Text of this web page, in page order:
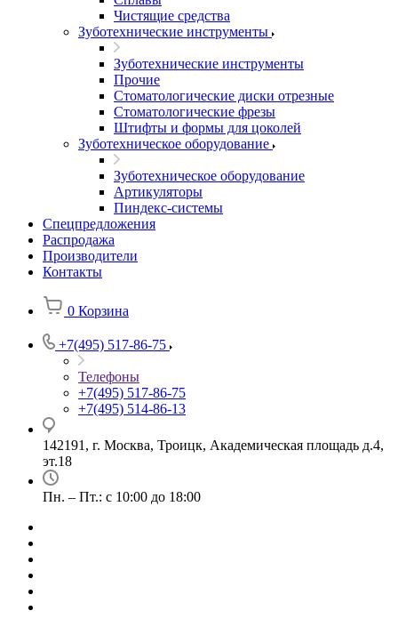
Чистящие средства
Зуботехнические инструменты
Зуботехнические инструменты
Прочие
Стоматологические диски отрезные
Стоматологические фрезы
Штифты и формы для цоколей
Зуботехническое оборудование
Зуботехническое оборудование
Артикуляторы
Пиндекс-системы
Спецпредложения
Распродажа
Производители
Контакты
0 Корзина
+7(495) 517-86-75
Телефоны
+7(495) 517-86-75
+7(495) 514-86-13
142191, г. Москва, Троицк, Академическая площадь д.4,
эт.18
Пн. – Пт.: с 10:00 до 18:00